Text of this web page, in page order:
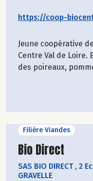
https://coop-
Jeune coopérative
Centre Val de
des poireaux,
Filière Viandes
Découvrir le
Bio Direct
SAS BIO DIRECT , 2
GRAVELLE